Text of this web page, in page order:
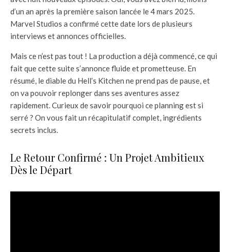
d’un an après la première saison lancée le 4 mars 2025.
Marvel Studios a confirmé cette date lors de plusieurs
interviews et annonces officielles.
Mais ce n’est pas tout ! La production a déjà commencé, ce qui
fait que cette suite s’annonce fluide et prometteuse. En
résumé, le diable du Hell’s Kitchen ne prend pas de pause, et
on va pouvoir replonger dans ses aventures assez
rapidement. Curieux de savoir pourquoi ce planning est si
serré ? On vous fait un récapitulatif complet, ingrédients
secrets inclus.
Le Retour Confirmé : Un Projet Ambitieux
Dès le Départ